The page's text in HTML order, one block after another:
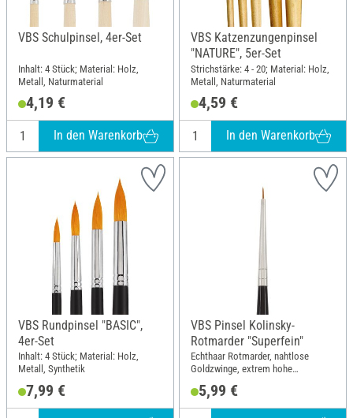
VBS Schulpinsel, 4er-Set
Inhalt: 4 Stück; Material: Holz,
Metall, Naturmaterial
4,19 €
In den Warenkorb
VBS Katzenzungenpinsel
"NATURE", 5er-Set
Strichstärke: 4 - 20; Material: Holz,
Metall, Naturmaterial
4,59 €
In den Warenkorb
VBS Rundpinsel "BASIC",
4er-Set
Inhalt: 4 Stück; Material: Holz,
Metall, Synthetik
7,99 €
VBS Pinsel Kolinsky-
Rotmarder "Superfein"
Echthaar Rotmarder, nahtlose
Goldzwinge, extrem hohe
5,99 €